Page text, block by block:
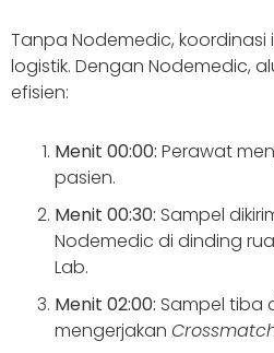
Tanpa Nodemedic, koordinasi
logistik. Dengan Nodemedic,
efisien:
Menit 00:00: Perawat
pasien.
Menit 00:30: Sampel
Nodemedic di dinding
Lab.
Menit 02:00: Sampel tiba
mengerjakan